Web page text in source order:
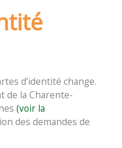
d’identité change.
de la Charente-
(voir la
des demandes de